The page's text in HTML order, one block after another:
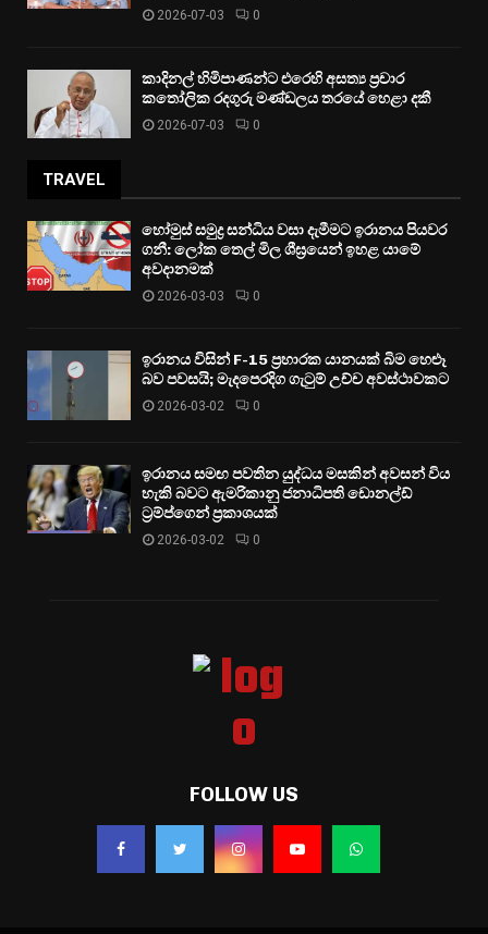
2026-07-03 0
කාදිනල් හිමිපාණන්ට එරෙහි අසත්‍ය ප්‍රචාර
කතෝලික රදගුරු මණ්ඩලය තරයේ හෙළා දකී
2026-07-03 0
TRAVEL
හෝමුස් සමුද්‍ර සන්ධිය වසා දැමීමට ඉරානය පියවර
ගනී: ලෝක තෙල් මිල ශීඝ්‍රයෙන් ඉහළ යාමේ
අවදානමක්
2026-03-03 0
ඉරානය විසින් F-15 ප්‍රහාරක යානයක් බිම හෙළූ
බව පවසයි; මැදපෙරදිග ගැටුම් උච්ච අවස්ථාවකට
2026-03-02 0
ඉරානය සමඟ පවතින යුද්ධය මසකින් අවසන් විය
හැකි බවට ඇමරිකානු ජනාධිපති ඩොනල්ඩ්
ට්‍රම්ප්ගෙන් ප්‍රකාශයක්
2026-03-02 0
FOLLOW US